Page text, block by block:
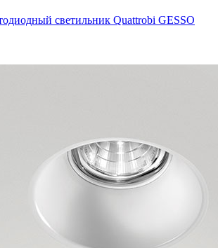
светильник Quattrobi GESSO